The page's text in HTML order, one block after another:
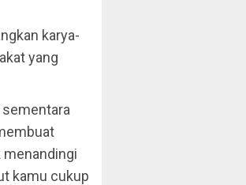
karya-
yang
menandingi
kamu cukup